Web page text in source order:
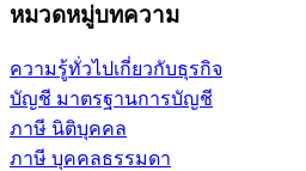
หมวดหมู่บทความ
ความรู้ทั่วไปเกี่ยวกับธุรกิจ
บัญชี มาตรฐานการบัญชี
ภาษี นิติบุคคล
ภาษี บุคคลธรรมดา